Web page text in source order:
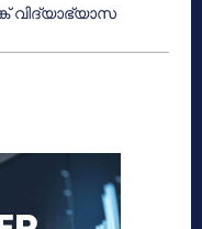
വിദ്യാഭ്യാസ